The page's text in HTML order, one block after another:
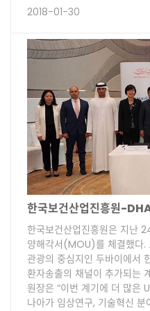
2018-01-30
한국보건산업진흥원-
한국보건산업진흥원은 지난
양해각서(MOU)를 체결했다.
관광의 중심지인 두바이에서
환자송출의 채널이 추가되는
원장은 “이번 계기에 더 많은
나아가 임상연구, 기술혁신